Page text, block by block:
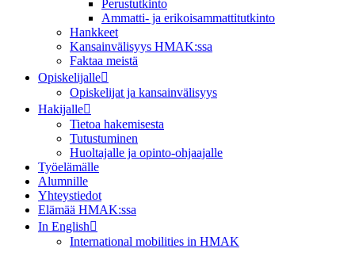
Perustutkinto
Ammatti- ja erikoisammattitutkinto
Hankkeet
Kansainvälisyys HMAK:ssa
Faktaa meistä
Opiskelijalle
Opiskelijat ja kansainvälisyys
Hakijalle
Tietoa hakemisesta
Tutustuminen
Huoltajalle ja opinto-ohjaajalle
Työelämälle
Alumnille
Yhteystiedot
Elämää HMAK:ssa
In English
International mobilities in HMAK